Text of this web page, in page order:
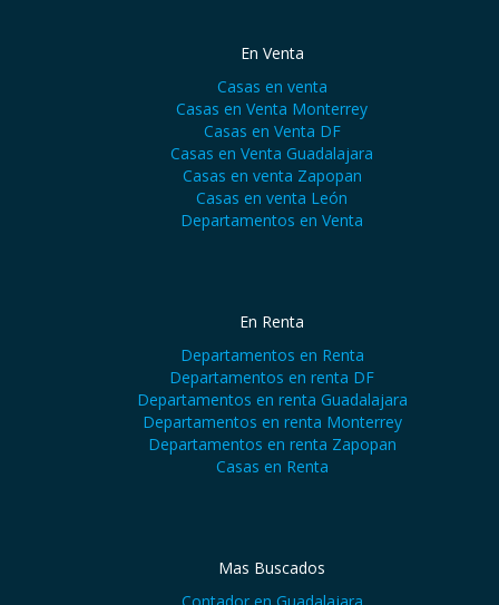
En Venta
Casas en venta
Casas en Venta Monterrey
Casas en Venta DF
Casas en Venta Guadalajara
Casas en venta Zapopan
Casas en venta León
Departamentos en Venta
En Renta
Departamentos en Renta
Departamentos en renta DF
Departamentos en renta Guadalajara
Departamentos en renta Monterrey
Departamentos en renta Zapopan
Casas en Renta
Mas Buscados